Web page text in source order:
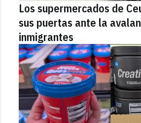
Los supermercados de
sus puertas ante la
inmigrantes